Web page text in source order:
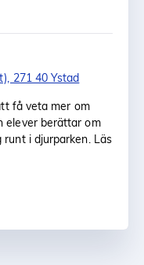
271 40 Ystad
få veta mer om
elever berättar om
runt i djurparken. Läs